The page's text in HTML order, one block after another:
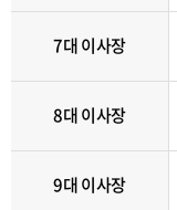
7대 이사장
8대 이사장
9대 이사장